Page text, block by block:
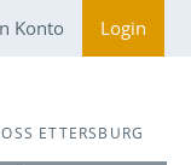
Konto Login
ETTERSBURG